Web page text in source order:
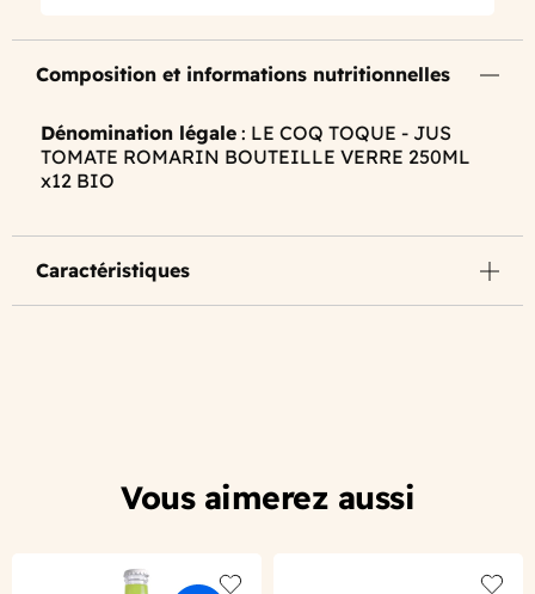
Composition et informations nutritionnelles
Dénomination légale : LE COQ TOQUE - JUS
TOMATE ROMARIN BOUTEILLE VERRE 250ML
x12 BIO
Caractéristiques
Vous aimerez aussi